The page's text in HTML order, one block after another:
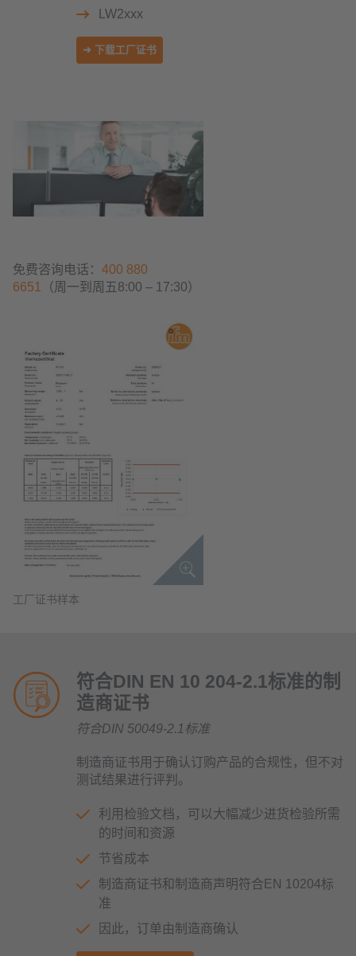
LW2xxx
➜ 下载工厂证书
免费咨询电话： 400 880
6651
（周一到周五8:00 – 17:30）
工厂证书样本
符合DIN EN 10 204-2.1标准的制
造商证书
符合DIN 50049-2.1标准
制造商证书用于确认订购产品的合规性，但不对
测试结果进行评判。
利用检验文档，可以大幅减少进货检验所需
的时间和资源
节省成本
制造商证书和制造商声明符合EN 10204标
准
因此，订单由制造商确认